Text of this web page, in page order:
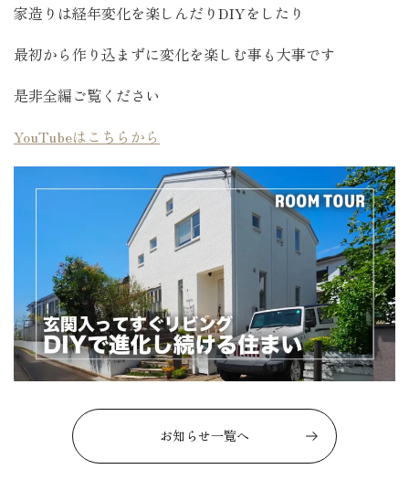
家造りは経年変化を楽しんだりDIYをしたり
最初から作り込まずに変化を楽しむ事も大事です
是非全編ご覧ください
YouTubeはこちらから
お知らせ一覧へ